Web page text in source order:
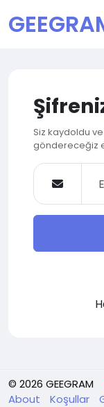
Siz kaydoldu ve
göndereceğiz
© 2026 GEEGRAM
About
Koşullar